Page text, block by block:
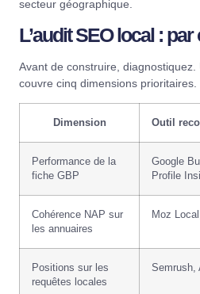
secteur géographique.
L’audit SEO local :
Avant de construire, diagnostiquez.
couvre cinq dimensions prioritaires.
Dimension Outil
Performance de la
fiche GBP
Google
Profile
Cohérence NAP sur
les annuaires
Moz
Positions sur les
requêtes locales
Semrush,